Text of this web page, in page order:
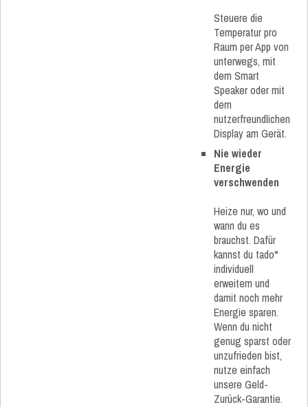
Steuere die
Temperatur pro
Raum per App von
unterwegs, mit
dem Smart
Speaker oder mit
dem
nutzerfreundlichen
Display am Gerät.
Nie wieder
Energie
verschwenden
Heize nur, wo und
wann du es
brauchst. Dafür
kannst du tado°
individuell
erweitern und
damit noch mehr
Energie sparen.
Wenn du nicht
genug sparst oder
unzufrieden bist,
nutze einfach
unsere Geld-
Zurück-Garantie.